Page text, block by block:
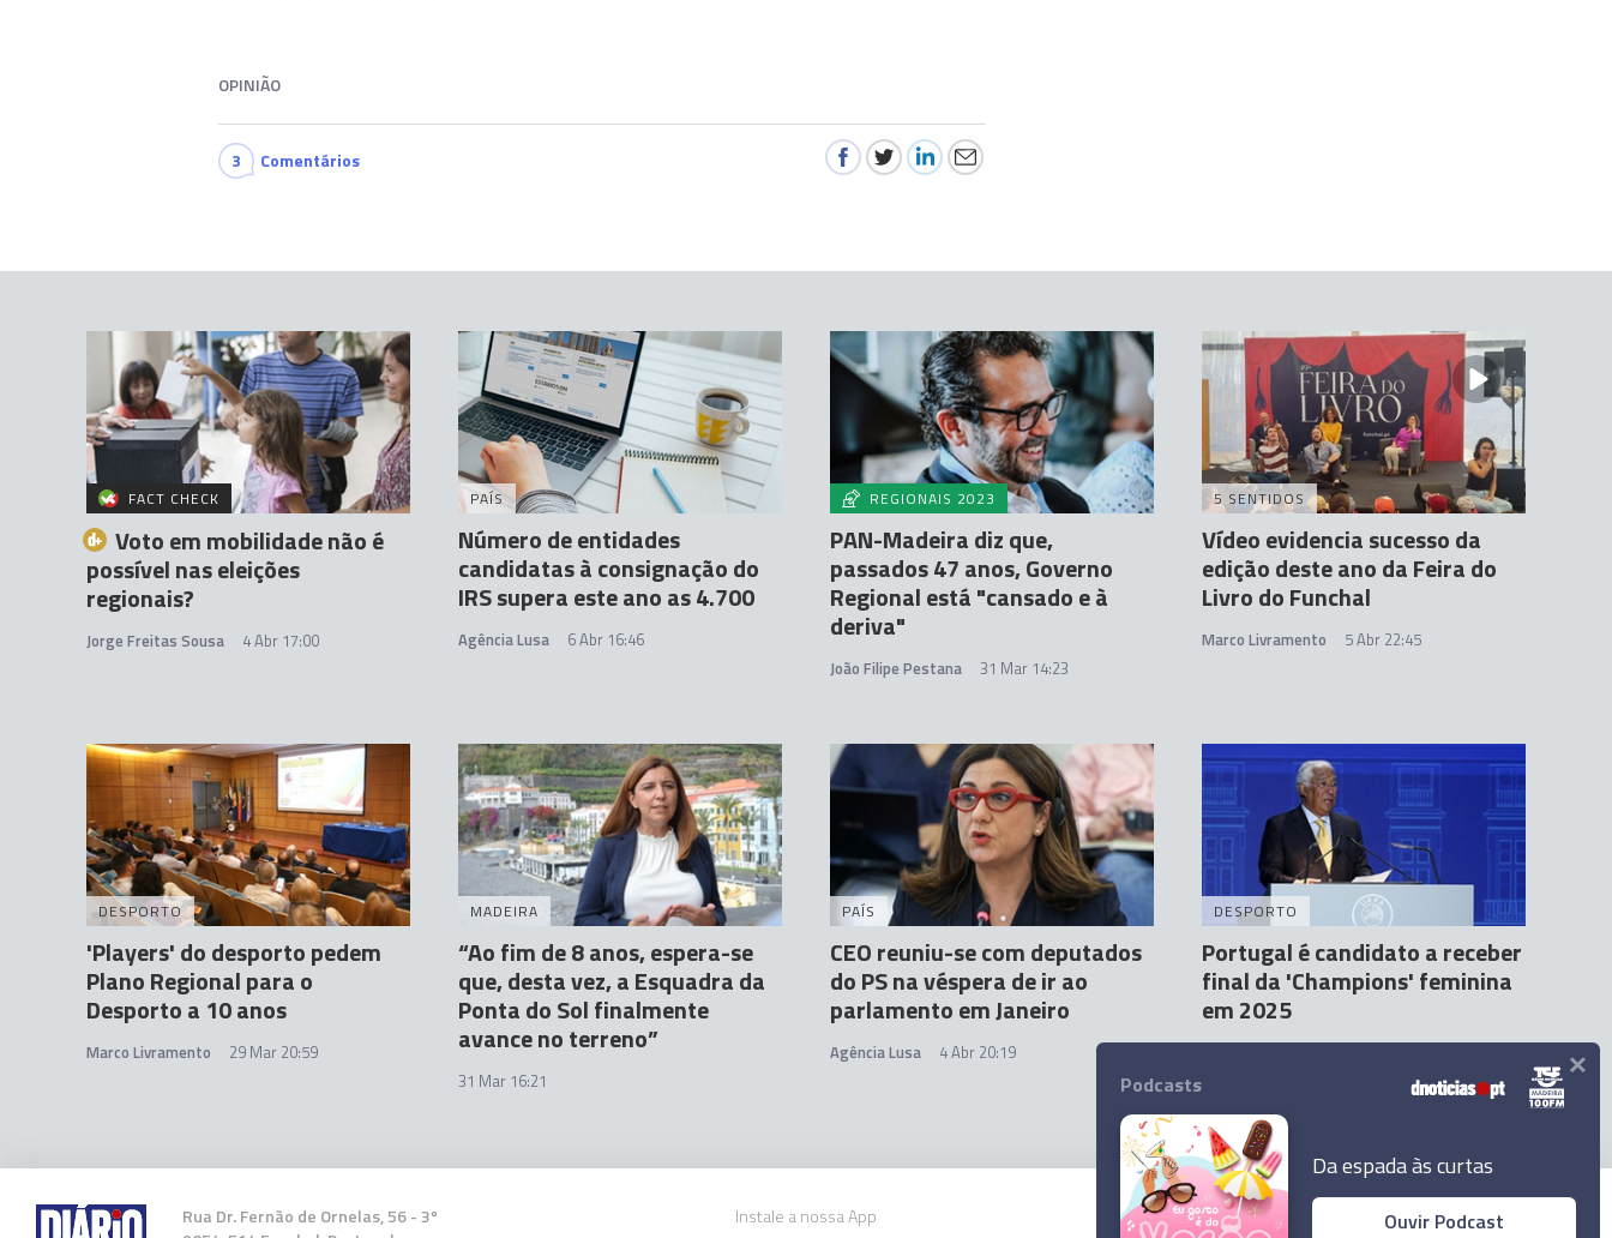
OPINIÃO
3 Comentários
FACT CHECK
Voto em mobilidade não é
possível nas eleições
regionais?
Jorge Freitas Sousa 4 Abr 17:00
PAÍS
Número de entidades
candidatas à consignação do
IRS supera este ano as 4.700
Agência Lusa 6 Abr 16:46
REGIONAIS 2023
PAN-Madeira diz que,
passados 47 anos, Governo
Regional está "cansado e à
deriva"
João Filipe Pestana 31 Mar 14:23
5 SENTIDOS
Vídeo evidencia sucesso da
edição deste ano da Feira do
Livro do Funchal
Marco Livramento 5 Abr 22:45
DESPORTO
'Players' do desporto pedem
Plano Regional para o
Desporto a 10 anos
Marco Livramento 29 Mar 20:59
MADEIRA
“Ao fim de 8 anos, espera-se
que, desta vez, a Esquadra da
Ponta do Sol finalmente
avance no terreno”
31 Mar 16:21
PAÍS
CEO reuniu-se com deputados
do PS na véspera de ir ao
parlamento em Janeiro
Agência Lusa 4 Abr 20:19
DESPORTO
Portugal é candidato a receber
final da 'Champions' feminina
em 2025
Rua Dr. Fernão de Ornelas, 56 - 3º
Instale a nossa App
Podcasts
Da espada às curtas
Ouvir Podcast
×